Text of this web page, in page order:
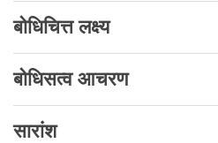
बोधिचित्त लक्ष्य
बोधिसत्व आचरण
सारांश